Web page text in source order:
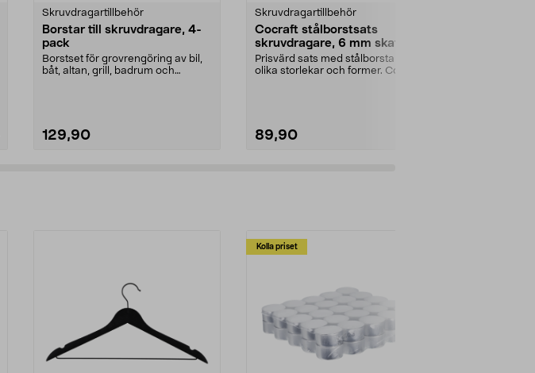
Skruvdragartillbehör
Borstar till skruvdragare, 4-
pack
Borstset för grovrengöring av bil,
båt, altan, grill, badrum och
129,90
Skruvdragartillbehör
Cocraft stålborstsats
skruvdragare, 6 mm skaft, 4-
pack
Prisvärd sats med stålborstar i 4
olika storlekar och former. Cocraft
89,90
Kolla priset